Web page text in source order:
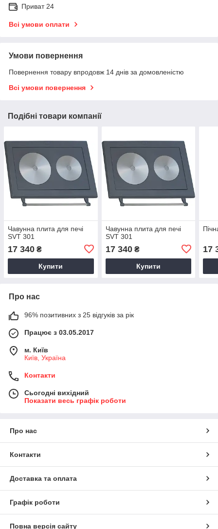
Приват 24
Всі умови оплати
Умови повернення
Повернення товару впродовж 14 днів за домовленістю
Всі умови повернення
Подібні товари компанії
Чавунна плита для печі
SVT 301
17 340 ₴
Купити
Чавунна плита для печі
SVT 301
17 340₴
Купити
17
Про нас
96% позитивних з 25 відгуків за рік
Працює з 03.05.2017
м. Київ
Київ, Україна
Контакти
Сьогодні вихідний
Показати весь графік роботи
Про нас
Контакти
Доставка та оплата
Графік роботи
Повна версія сайту